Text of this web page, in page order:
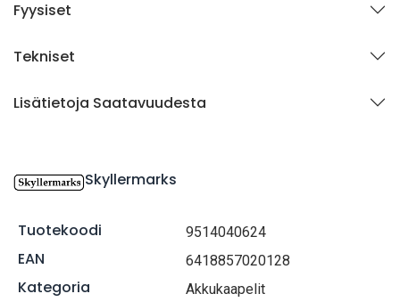
Fyysiset
Tekniset
Lisätietoja Saatavuudesta
Skyllermarks
Tuotekoodi 9514040624
EAN 6418857020128
Kategoria
Akkukaapelit